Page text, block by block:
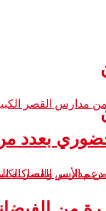
بعدد